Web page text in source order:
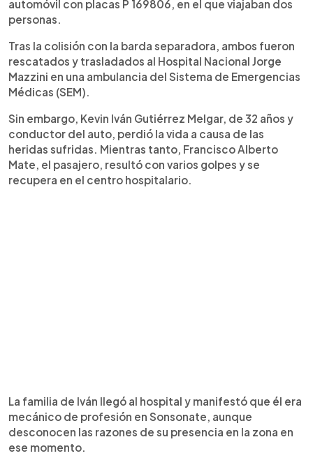
automóvil con placas P 169806, en el que viajaban dos
personas.
Tras la colisión con la barda separadora, ambos fueron
rescatados y trasladados al Hospital Nacional Jorge
Mazzini en una ambulancia del Sistema de Emergencias
Médicas (SEM).
Sin embargo, Kevin Iván Gutiérrez Melgar, de 32 años y
conductor del auto, perdió la vida a causa de las
heridas sufridas. Mientras tanto, Francisco Alberto
Mate, el pasajero, resultó con varios golpes y se
recupera en el centro hospitalario.
La familia de Iván llegó al hospital y manifestó que él era
mecánico de profesión en Sonsonate, aunque
desconocen las razones de su presencia en la zona en
ese momento.